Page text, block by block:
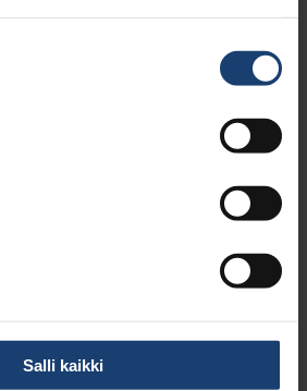
Salli kaikki